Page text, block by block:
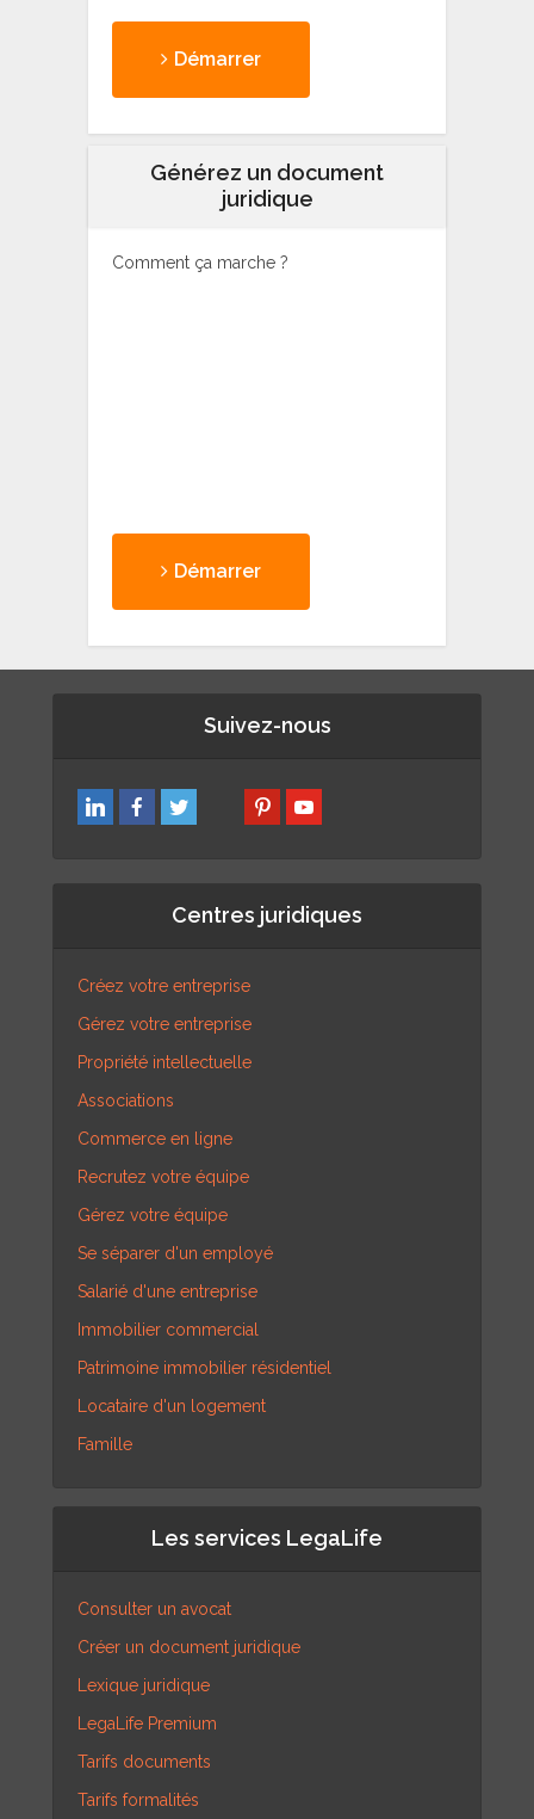
Démarrer
Générez un document
juridique
Comment ça marche ?
Démarrer
Suivez-nous
Centres juridiques
Créez votre entreprise
Gérez votre entreprise
Propriété intellectuelle
Associations
Commerce en ligne
Recrutez votre équipe
Gérez votre équipe
Se séparer d'un employé
Salarié d'une entreprise
Immobilier commercial
Patrimoine immobilier résidentiel
Locataire d'un logement
Famille
Les services LegaLife
Consulter un avocat
Créer un document juridique
Lexique juridique
LegaLife Premium
Tarifs documents
Tarifs formalités